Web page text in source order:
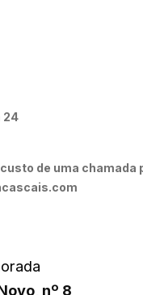
24
de uma chamada
nº 8